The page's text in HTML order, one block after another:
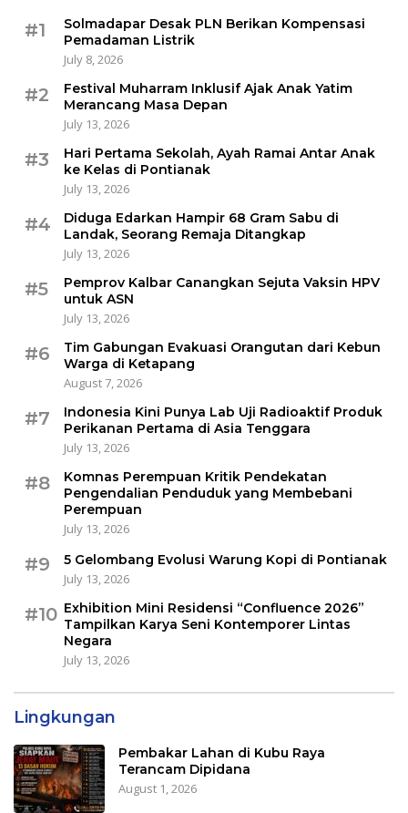
#1
Solmadapar Desak PLN Berikan Kompensasi
Pemadaman Listrik
July 8, 2026
#2
Festival Muharram Inklusif Ajak Anak Yatim
Merancang Masa Depan
July 13, 2026
#3
Hari Pertama Sekolah, Ayah Ramai Antar Anak
ke Kelas di Pontianak
July 13, 2026
#4
Diduga Edarkan Hampir 68 Gram Sabu di
Landak, Seorang Remaja Ditangkap
July 13, 2026
#5
Pemprov Kalbar Canangkan Sejuta Vaksin HPV
untuk ASN
July 13, 2026
#6
Tim Gabungan Evakuasi Orangutan dari Kebun
Warga di Ketapang
August 7, 2026
#7
Indonesia Kini Punya Lab Uji Radioaktif Produk
Perikanan Pertama di Asia Tenggara
July 13, 2026
#8
Komnas Perempuan Kritik Pendekatan
Pengendalian Penduduk yang Membebani
Perempuan
July 13, 2026
#9
5 Gelombang Evolusi Warung Kopi di Pontianak
July 13, 2026
#10 Exhibition Mini Residensi “Confluence 2026”
Tampilkan Karya Seni Kontemporer Lintas
Negara
July 13, 2026
Lingkungan
Pembakar Lahan di Kubu Raya
Terancam Dipidana
August 1, 2026